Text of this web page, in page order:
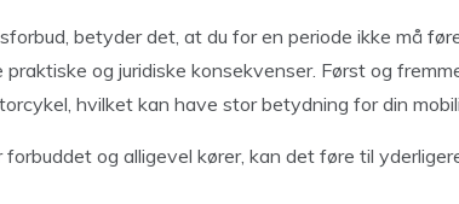
betyder det, at du for en periode ikke må
og juridiske konsekvenser. Først og
hvilket kan have stor betydning for din
og alligevel kører, kan det føre til